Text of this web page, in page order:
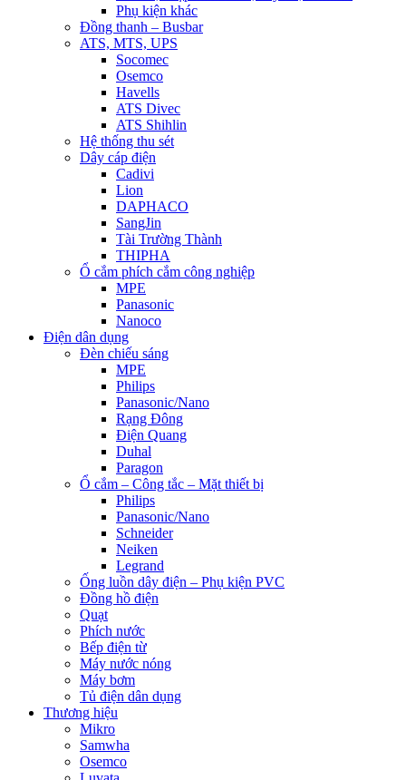
Phụ kiện khác
Đồng thanh – Busbar
ATS, MTS, UPS
Socomec
Osemco
Havells
ATS Divec
ATS Shihlin
Hệ thống thu sét
Dây cáp điện
Cadivi
Lion
DAPHACO
SangJin
Tài Trường Thành
THIPHA
Ổ cắm phích cắm công nghiệp
MPE
Panasonic
Nanoco
Điện dân dụng
Đèn chiếu sáng
MPE
Philips
Panasonic/Nano
Rạng Đông
Điện Quang
Duhal
Paragon
Ổ cắm – Công tắc – Mặt thiết bị
Philips
Panasonic/Nano
Schneider
Neiken
Legrand
Ống luồn dây điện – Phụ kiện PVC
Đồng hồ điện
Quạt
Phích nước
Bếp điện từ
Máy nước nóng
Máy bơm
Tủ điện dân dụng
Thương hiệu
Mikro
Samwha
Osemco